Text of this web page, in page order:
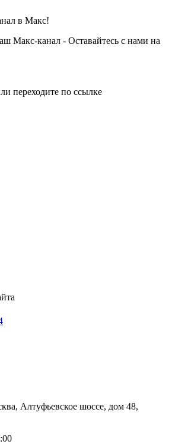
в Макс!
Макс-канал - Оставайтесь с нами на
переходите по ссылке
Алтуфьевское шоссе, дом 48,